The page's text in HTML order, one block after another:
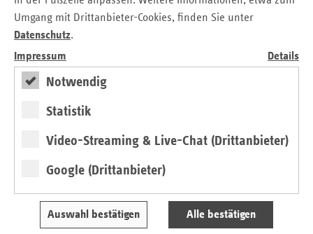
Umgang mit Drittanbieter-Cookies, finden Sie unter
Datenschutz.
Impressum
Details
Notwendig
Statistik
Video-Streaming & Live-Chat (Drittanbieter)
Google (Drittanbieter)
Auswahl bestätigen Alle bestätigen
Bremen. Getragen wird er vom Klinikum Links der Weser
und der Zentrale für Private Fürsorge, die seit vielen Jahren
das hospiz:brücke in Walle betreibt. Während die Zentrale
für Private Fürsorge für die pflegerische Versorgung
innerhalb des ambulanten Palliativdienstes zuständig ist,
stellt das Klinikum Links der Weser die speziell
ausgebildeten Ärzte und. Sozialarbeiter.
Seelsorger, Therapeuten und ehrenamtliche Begleiter
werden das Angebot des Dienstes ergänzen. Eine enge
Zusammenarbeit mit dem Hospiz- und Palliativ-Verband
Konkret bedeutet dies, dass ab sofort ein Team aus
palliativmedizinisch ausgebildeten Ärztinnen und Ärzte